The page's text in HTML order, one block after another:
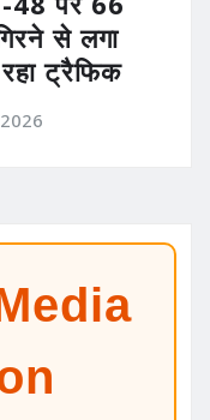
से लगा
ट्रैफिक